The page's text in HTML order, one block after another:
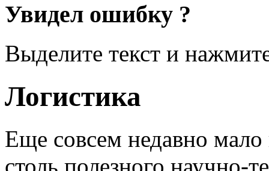
Увидел ошибку ?
Выделите текст и
Логистика
Еще совсем недавно мало